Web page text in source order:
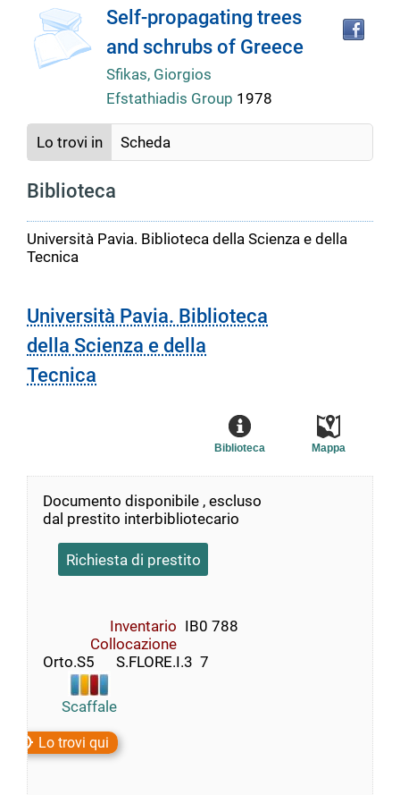
Dettaglio
del
documento
copertina
Self-propagating trees
and schrubs of Greece
Sfikas, Giorgios
Efstathiadis Group 1978
Lo trovi in Scheda
Biblioteca
Università Pavia. Biblioteca della Scienza e della
Tecnica
Università Pavia. Biblioteca
della Scienza e della
Tecnica
Mappa
Biblioteca
Documento disponibile , escluso
dal prestito interbibliotecario
Richiesta di prestito
Inventario IB0 788
Collocazione
Orto.S5      S.FLORE.I.3  7
Scaffale
Lo trovi qui